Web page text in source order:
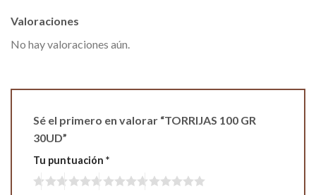
Valoraciones
No hay valoraciones aún.
Sé el primero en valorar “TORRIJAS 100 GR
30UD”
Tu puntuación *